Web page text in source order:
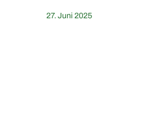
27. Juni 2025